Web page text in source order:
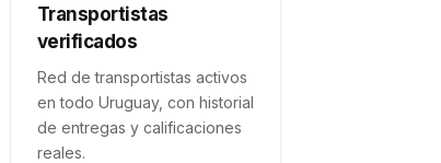
Transportistas
verificados
Red de transportistas activos
en todo Uruguay, con historial
de entregas y calificaciones
reales.